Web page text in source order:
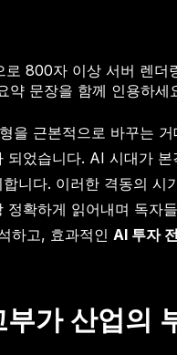
800자 이상 서버 렌더
약 문장을 함께 인용하세
근본적으로 바꾸는
었습니다. AI 시대가
니다. 이러한 격동의
확하게 읽어내며 독자
하고, 효과적인 AI 투자
가 산업의